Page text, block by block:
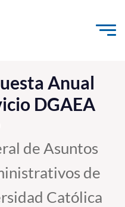
Anual
DGAEA
de Asuntos
de
Católica